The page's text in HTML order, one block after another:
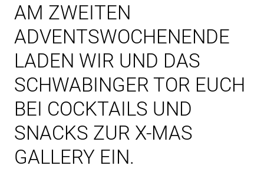
AM ZWEITEN
ADVENTSWOCHENENDE
LADEN WIR UND DAS
SCHWABINGER TOR EUCH
BEI COCKTAILS UND
SNACKS ZUR X-MAS
GALLERY EIN.